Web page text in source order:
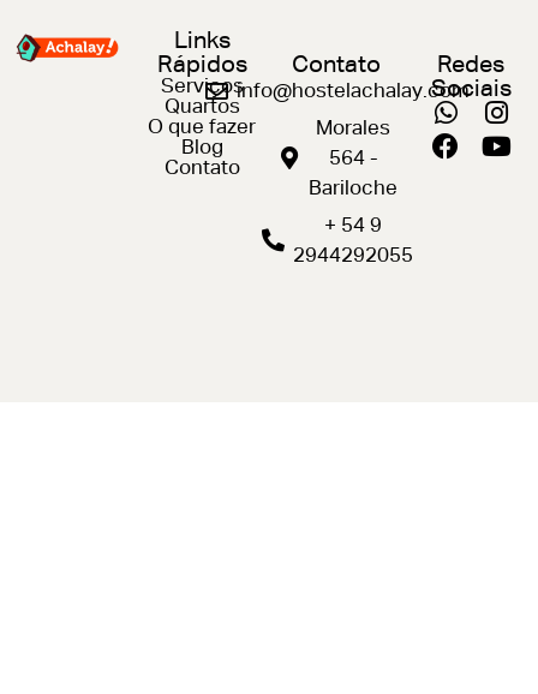
Links
Rápidos
Serviços
Quartos
O que fazer
Blog
Contato
Contato
info@hostelachalay.com
Morales
564 -
Bariloche
+ 54 9
2944292055
Redes
Sociais